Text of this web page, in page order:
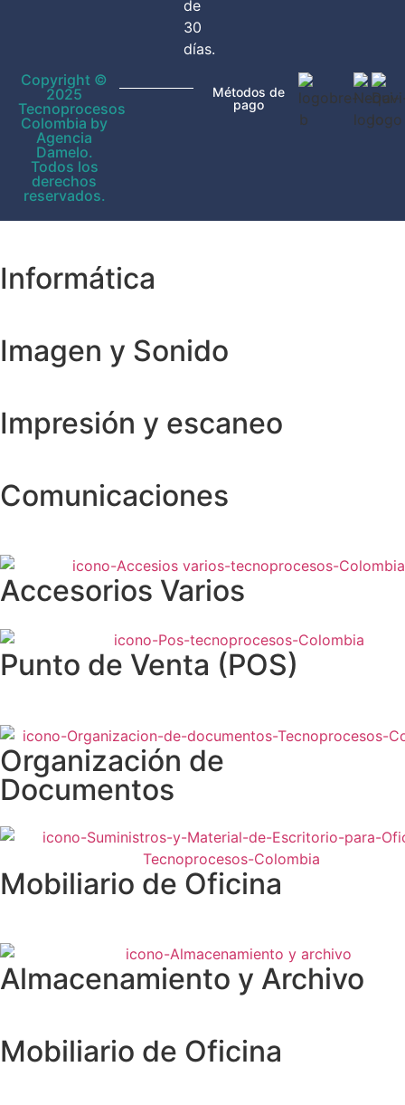
de
30
días.
Copyright ©
2025
Tecnoprocesos
Colombia by
Agencia
Damelo.
Todos los
derechos
reservados.
Métodos de
pago
Informática
Imagen y Sonido
Impresión y escaneo
Comunicaciones
Accesorios Varios
Punto de Venta (POS)
Organización de
Documentos
Mobiliario de Oficina
Almacenamiento y Archivo
Mobiliario de Oficina